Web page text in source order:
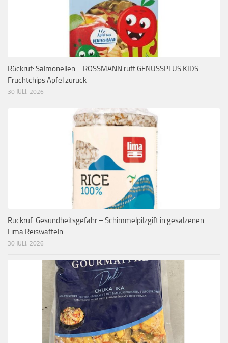
Rückruf: Salmonellen – ROSSMANN ruft GENUSSPLUS KIDS
Fruchtchips Apfel zurück
30 JULI, 2026
Rückruf: Gesundheitsgefahr – Schimmelpilzgift in gesalzenen
Lima Reiswaffeln
30 JULI, 2026